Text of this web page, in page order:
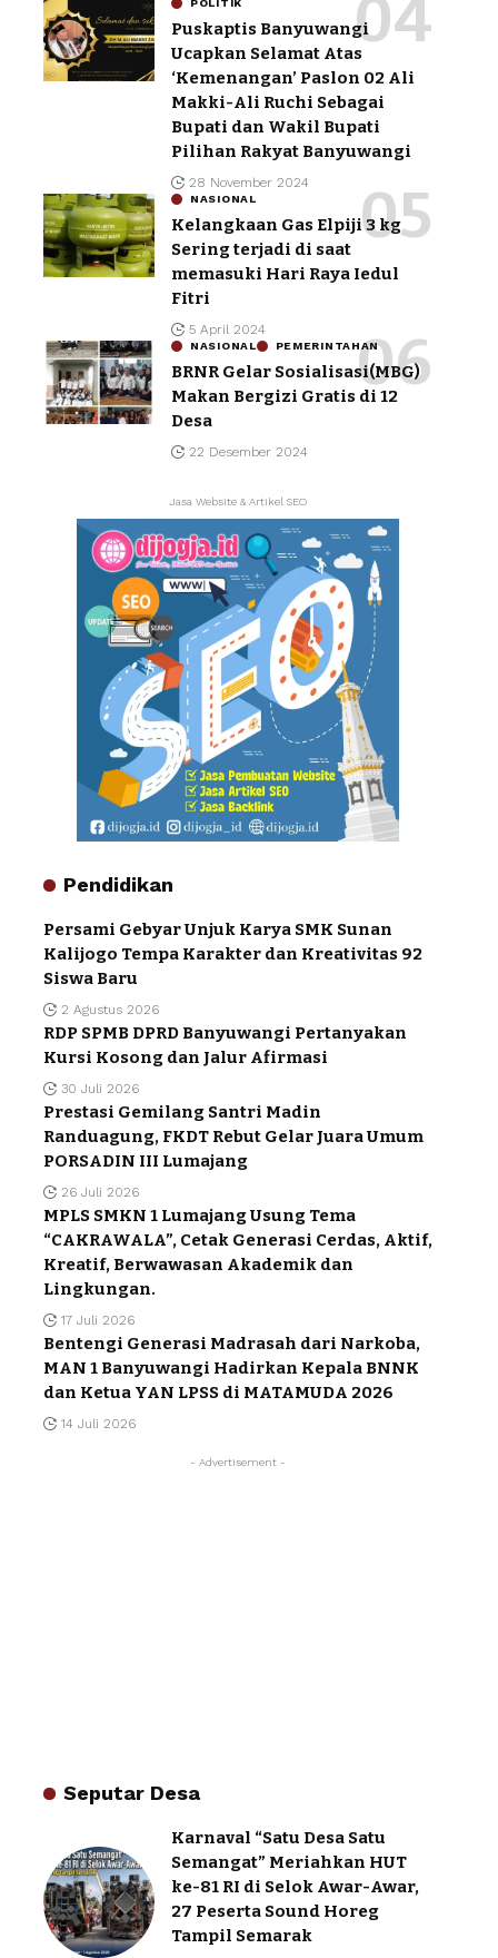
POLITIK
Puskaptis Banyuwangi
Ucapkan Selamat Atas
‘Kemenangan’ Paslon 02 Ali
Makki-Ali Ruchi Sebagai
Bupati dan Wakil Bupati
Pilihan Rakyat Banyuwangi
28 November 2024
NASIONAL
Kelangkaan Gas Elpiji 3 kg
Sering terjadi di saat
memasuki Hari Raya Iedul
Fitri
5 April 2024
NASIONAL PEMERINTAHAN
BRNR Gelar Sosialisasi(MBG)
Makan Bergizi Gratis di 12
Desa
22 Desember 2024
Jasa Website & Artikel SEO
Pendidikan
Persami Gebyar Unjuk Karya SMK Sunan
Kalijogo Tempa Karakter dan Kreativitas 92
Siswa Baru
2 Agustus 2026
RDP SPMB DPRD Banyuwangi Pertanyakan
Kursi Kosong dan Jalur Afirmasi
30 Juli 2026
Prestasi Gemilang Santri Madin
Randuagung, FKDT Rebut Gelar Juara Umum
PORSADIN III Lumajang
26 Juli 2026
MPLS SMKN 1 Lumajang Usung Tema
“CAKRAWALA”, Cetak Generasi Cerdas, Aktif,
Kreatif, Berwawasan Akademik dan
Lingkungan.
17 Juli 2026
Bentengi Generasi Madrasah dari Narkoba,
MAN 1 Banyuwangi Hadirkan Kepala BNNK
dan Ketua YAN LPSS di MATAMUDA 2026
14 Juli 2026
- Advertisement -
Seputar Desa
Karnaval “Satu Desa Satu
Semangat” Meriahkan HUT
ke-81 RI di Selok Awar-Awar,
27 Peserta Sound Horeg
Tampil Semarak